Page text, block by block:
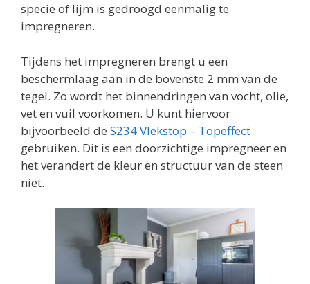
specie of lijm is gedroogd eenmalig te
impregneren.
Tijdens het impregneren brengt u een
beschermlaag aan in de bovenste 2 mm van de
tegel. Zo wordt het binnendringen van vocht, olie,
vet en vuil voorkomen. U kunt hiervoor
bijvoorbeeld de S234 Vlekstop – Topeffect
gebruiken. Dit is een doorzichtige impregneer en
het verandert de kleur en structuur van de steen
niet.